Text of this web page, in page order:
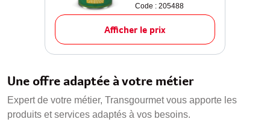
Code : 205488
Afficher le prix
Une offre adaptée à votre métier
Expert de votre métier, Transgourmet vous apporte les
produits et services adaptés à vos besoins.